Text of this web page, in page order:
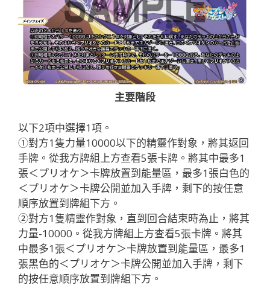
主要階段
以下2項中選擇1項。
①對方1隻力量10000以下的精靈作對象，將其返回
手牌。從我方牌組上方查看5張卡牌。將其中最多1
張＜プリオケ＞卡牌放置到能量區，最多1張白色的
＜プリオケ＞卡牌公開並加入手牌，剩下的按任意
順序放置到牌組下方。
②對方1隻精靈作對象，直到回合結束時為止，將其
力量-10000。從我方牌組上方查看5張卡牌。將其
中最多1張＜プリオケ＞卡牌放置到能量區，最多1
張黑色的＜プリオケ＞卡牌公開並加入手牌，剩下
的按任意順序放置到牌組下方。